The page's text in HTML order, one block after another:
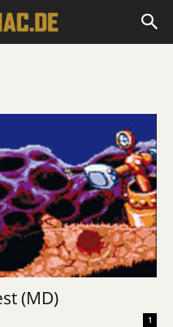
(MD)
1